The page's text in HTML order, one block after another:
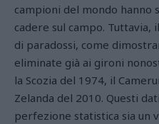
campioni del mondo hanno
cadere sul campo. Tuttavia,
di paradossi, come
eliminate già ai gironi
la Scozia del 1974, il
Zelanda del 2010. Questi
perfezione statistica sia un